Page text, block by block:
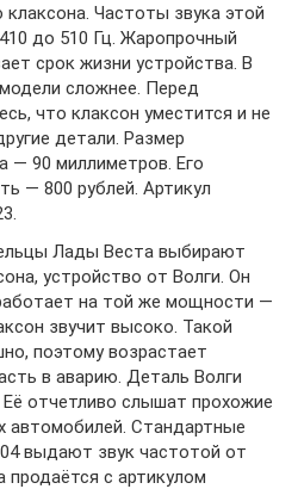
Частоты звука этой
до 510 Гц. Жаропрочный
срок жизни устройства. В
сложнее. Перед
что клаксон уместится и не
детали. Размер
— 90 миллиметров. Его
— 800 рублей. Артикул
Лады Веста выбирают
устройство от Волги. Он
на той же мощности —
звучит высоко. Такой
поэтому возрастает
в аварию. Деталь Волги
Её отчетливо слышат прохожие
автомобилей. Стандартные
выдают звук частотой от
продаётся с артикулом